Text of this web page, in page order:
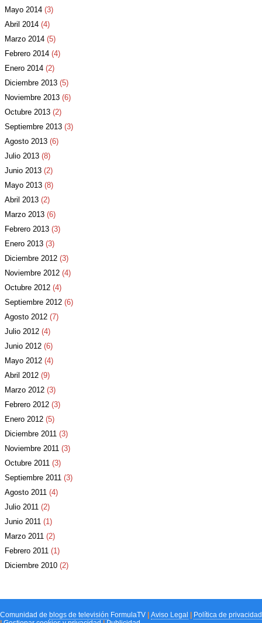
Mayo 2014 (3)
Abril 2014 (4)
Marzo 2014 (5)
Febrero 2014 (4)
Enero 2014 (2)
Diciembre 2013 (5)
Noviembre 2013 (6)
Octubre 2013 (2)
Septiembre 2013 (3)
Agosto 2013 (6)
Julio 2013 (8)
Junio 2013 (2)
Mayo 2013 (8)
Abril 2013 (2)
Marzo 2013 (6)
Febrero 2013 (3)
Enero 2013 (3)
Diciembre 2012 (3)
Noviembre 2012 (4)
Octubre 2012 (4)
Septiembre 2012 (6)
Agosto 2012 (7)
Julio 2012 (4)
Junio 2012 (6)
Mayo 2012 (4)
Abril 2012 (9)
Marzo 2012 (3)
Febrero 2012 (3)
Enero 2012 (5)
Diciembre 2011 (3)
Noviembre 2011 (3)
Octubre 2011 (3)
Septiembre 2011 (3)
Agosto 2011 (4)
Julio 2011 (2)
Junio 2011 (1)
Marzo 2011 (2)
Febrero 2011 (1)
Diciembre 2010 (2)
Comunidad de blogs de televisión FormulaTV Aviso Legal
Política de privacidad